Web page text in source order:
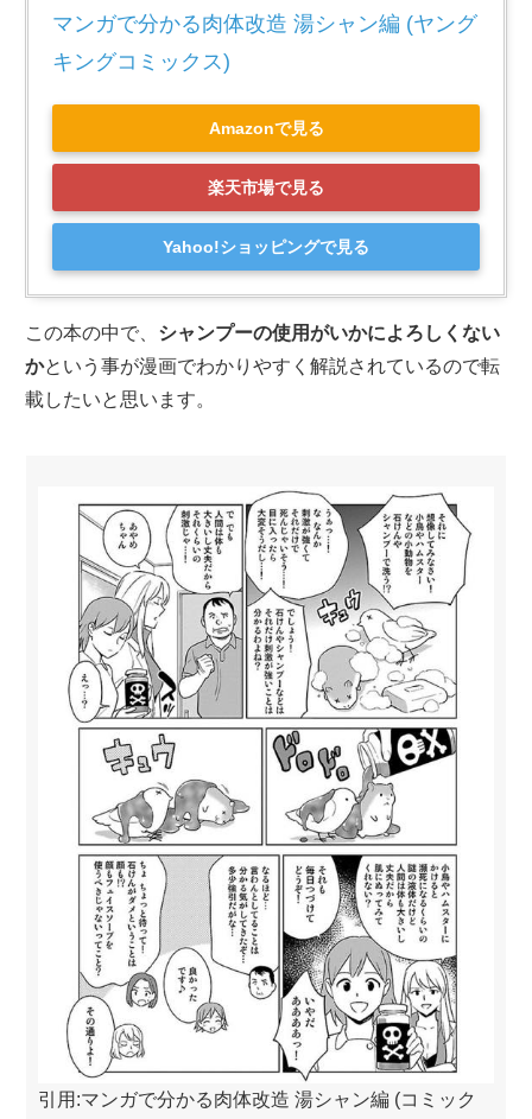
マンガで分かる肉体改造 湯シャン編 (ヤング
キングコミックス)
Amazonで見る
楽天市場で見る
Yahoo!ショッピングで見る
この本の中で、 シャンプーの使用がいかによろしくない
かという事が漫画でわかりやすく解説されているので転
載したいと思います。
引用:マンガで分かる肉体改造 湯シャン編 (コミック